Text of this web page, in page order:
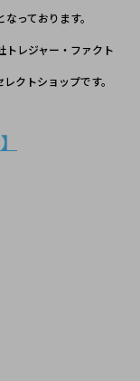
っております。
レジャー・ファクト
クトショップです。